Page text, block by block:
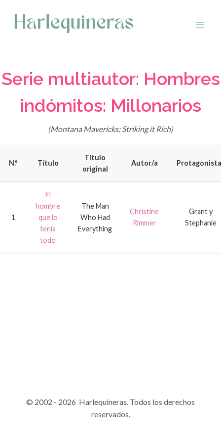
contenido
Serie multiautor: Hombres
indómitos: Millonarios
(Montana Mavericks: Striking it Rich)
N.º Título
Título
original
Autor/a
1
El
hombre
que lo
tenía
todo
The Man
Who Had
Everything
Christine
Rimmer
Grant y
Stephanie
© 2002 - 2026 Harlequineras. Todos los derechos
reservados.